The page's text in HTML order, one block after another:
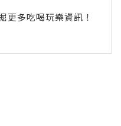
多吃喝玩樂資訊！